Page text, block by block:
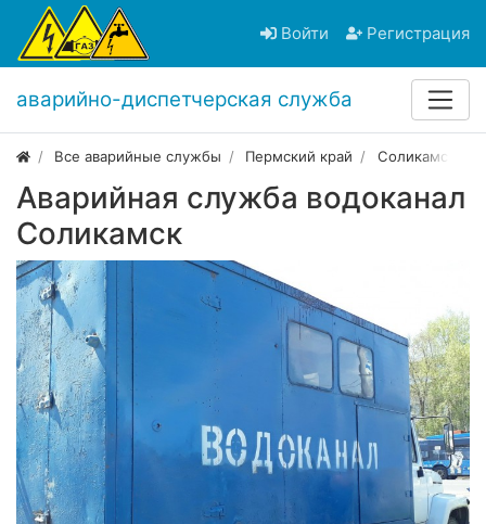
Войти Регистрация
аварийно-диспетчерская служба
Все аварийные службы Пермский край Соликамск
Аварийная служба водоканал
Соликамск